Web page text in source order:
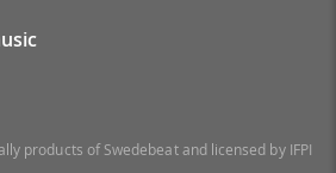
products of Swedebeat and licensed by IFPI